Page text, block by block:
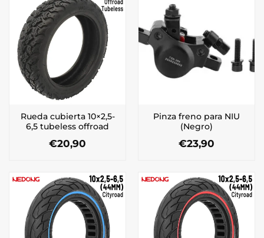
Rueda cubierta 10×2,5-
6,5 tubeless offroad
€20,90
Pinza freno para NIU
(Negro)
€23,90